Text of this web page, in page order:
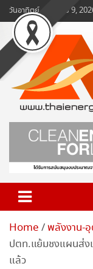
Skip
to
content
วันอาทิตย์, สิงหาคม 9,
ข่าวพลังงานและคมนา
Home พลังงาน-
ปตท.แย้มชงแผนส่งเ
แล้ว